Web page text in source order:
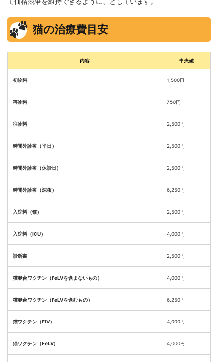
猫の治療費目安
内容 中央値
初診料 1,500円
再診料 750円
往診料 2,500円
時間外診療（平日） 2,500円
時間外診療（休診日） 2,500円
時間外診療（深夜） 6,250円
入院料（猫） 2,500円
入院料（ICU） 4,000円
診断書 2,500円
猫混合ワクチン（FeLVを含まないもの） 4,000円
猫混合ワクチン（FeLVを含むもの） 6,250円
猫ワクチン（FIV） 4,000円
猫ワクチン（FeLV） 4,000円